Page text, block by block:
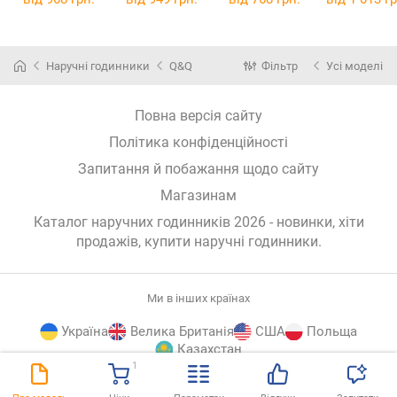
1
Наручні годинники Q&Q Фільтр Усі моделі
Повна версія сайту
Політика конфіденційності
Запитання й побажання щодо сайту
Магазинам
Каталог наручних годинників 2026 - новинки, хіти
продажів, купити наручні годинники.
Ми в інших країнах
Україна Велика Британія США
Польща
Казахстан